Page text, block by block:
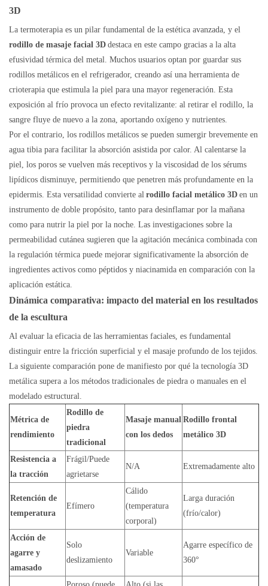
3D
La termoterapia es un pilar fundamental de la estética avanzada, y el
rodillo de masaje facial 3D destaca en este campo gracias a la alta
efusividad térmica del metal. Muchos usuarios optan por guardar sus
rodillos metálicos en el refrigerador, creando así una herramienta de
crioterapia que estimula la piel para una mayor regeneración. Esta
exposición al frío provoca un efecto revitalizante: al retirar el rodillo, la
sangre fluye de nuevo a la zona, aportando oxígeno y nutrientes.
Por el contrario, los rodillos metálicos se pueden sumergir brevemente en
agua tibia para facilitar la absorción asistida por calor. Al calentarse la
piel, los poros se vuelven más receptivos y la viscosidad de los sérums
lipídicos disminuye, permitiendo que penetren más profundamente en la
epidermis. Esta versatilidad convierte al rodillo facial metálico 3D en un
instrumento de doble propósito, tanto para desinflamar por la mañana
como para nutrir la piel por la noche. Las investigaciones sobre la
permeabilidad cutánea sugieren que la agitación mecánica combinada con
la regulación térmica puede mejorar significativamente la absorción de
ingredientes activos como péptidos y niacinamida en comparación con la
aplicación estática.
Dinámica comparativa: impacto del material en los resultados
de la escultura
Al evaluar la eficacia de las herramientas faciales, es fundamental
distinguir entre la fricción superficial y el masaje profundo de los tejidos.
La siguiente comparación pone de manifiesto por qué la tecnología 3D
metálica supera a los métodos tradicionales de piedra o manuales en el
modelado estructural.
Métrica de
rendimiento
Rodillo de
piedra
tradicional
Masaje manual
con los dedos
Rodillo frontal
metálico 3D
Resistencia a
la tracción
Frágil/Puede
agrietarse
N/A Extremadamente alto
Retención de
temperatura
Efímero
Cálido
(temperatura
corporal)
Larga duración
(frío/calor)
Acción de
agarre y
amasado
Solo
deslizamiento
Variable
Agarre específico de
360°